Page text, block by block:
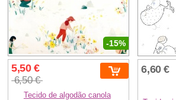
-15%
5,50 €
6,50 €
Tecido de algodão canola
6,60 €